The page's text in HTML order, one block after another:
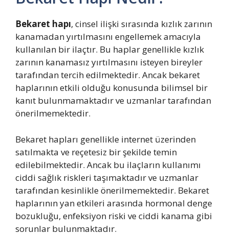
Bekaret hapı, cinsel ilişki sırasında kızlık zarının
kanamadan yırtılmasını engellemek amacıyla
kullanılan bir ilaçtır. Bu haplar genellikle kızlık
zarının kanamasız yırtılmasını isteyen bireyler
tarafından tercih edilmektedir. Ancak bekaret
haplarının etkili olduğu konusunda bilimsel bir
kanıt bulunmamaktadır ve uzmanlar tarafından
önerilmemektedir.
Bekaret hapları genellikle internet üzerinden
satılmakta ve reçetesiz bir şekilde temin
edilebilmektedir. Ancak bu ilaçların kullanımı
ciddi sağlık riskleri taşımaktadır ve uzmanlar
tarafından kesinlikle önerilmemektedir. Bekaret
haplarının yan etkileri arasında hormonal denge
bozukluğu, enfeksiyon riski ve ciddi kanama gibi
sorunlar bulunmaktadır.